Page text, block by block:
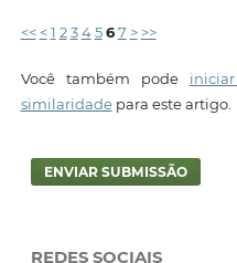
<< < 1 2 3 4 5 6 7 > >>
Você também pode
similaridadepara este artigo.
ENVIAR SUBMISSÃO
REDES SOCIAIS